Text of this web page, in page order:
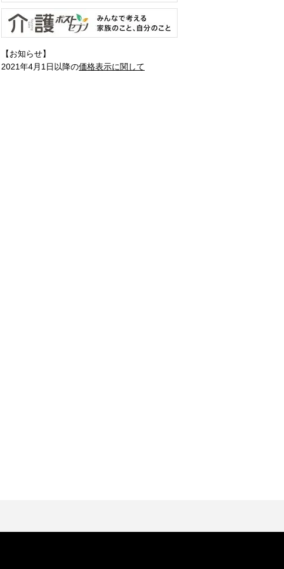
【お知らせ】
2021年4月1日以降の価格表示に関して